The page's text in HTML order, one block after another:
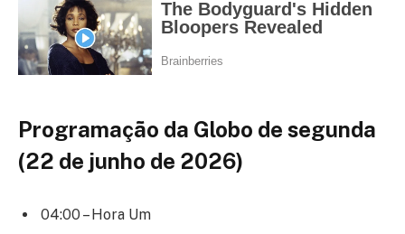
Programação da Globo de segunda
(22 de junho de 2026)
04:00 – Hora Um